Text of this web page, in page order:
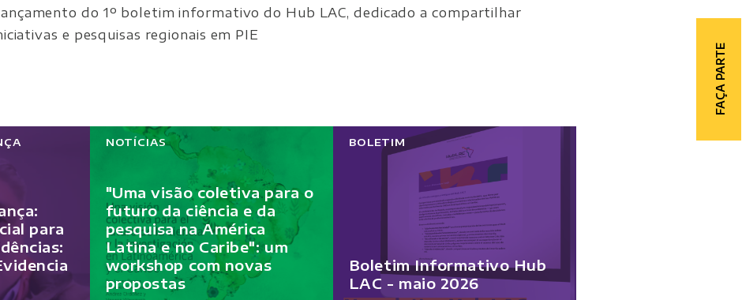
FAÇA PARTE
do 1º boletim informativo do Hub LAC, dedicado a compartilhar
e pesquisas regionais em PIE
para
NOTÍCIAS
"Uma visão coletiva para o
futuro da ciência e da
pesquisa na América
Latina e no Caribe": um
workshop com novas
propostas
BOLETIM
Boletim Informativo Hub
LAC - maio 2026